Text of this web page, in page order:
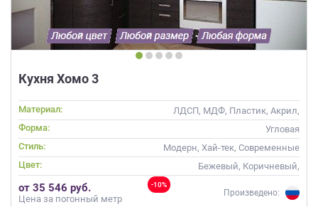
Кухня Хомо 3
Материал:
ЛДСП, МДФ, Пластик, Акрил,
Alvic / УФ лак
Форма:
Угловая
Стиль:
Модерн, Хай-тек, Современные
Цвет:
Бежевый, Коричневый,
Желтый
-10%
от 35 546 руб.
Цена за погонный метр
Произведено: